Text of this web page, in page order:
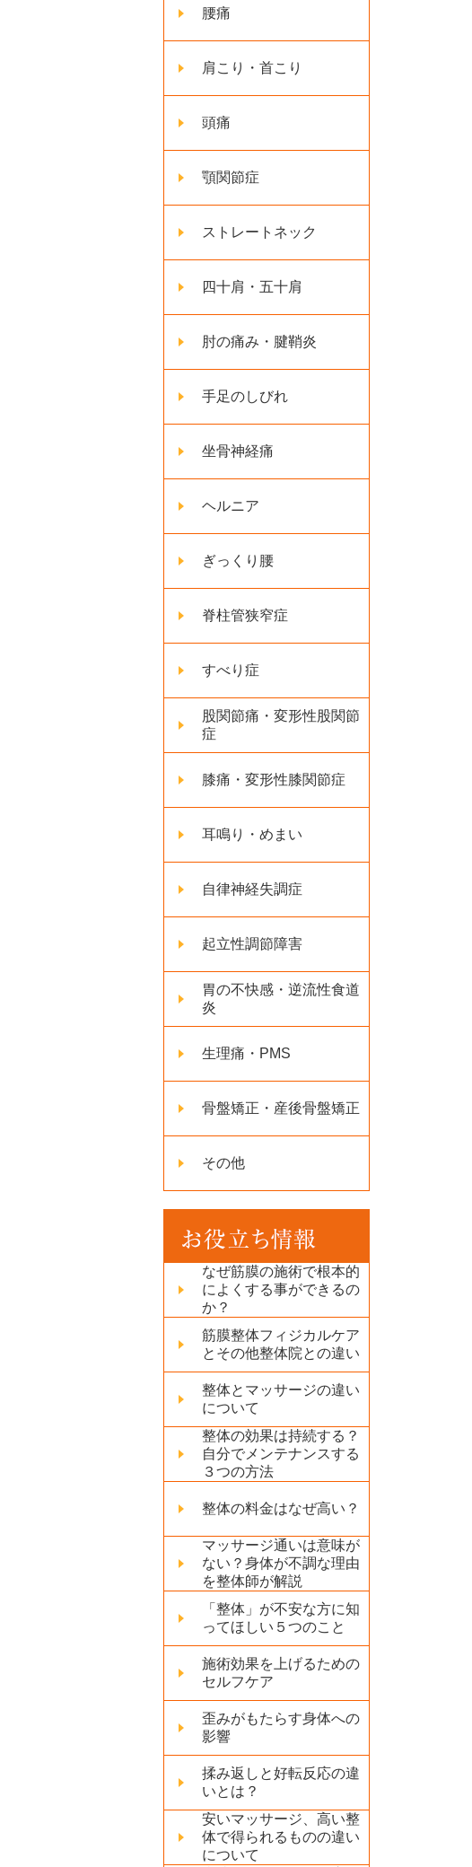
腰痛
肩こり・首こり
頭痛
顎関節症
ストレートネック
四十肩・五十肩
肘の痛み・腱鞘炎
手足のしびれ
坐骨神経痛
ヘルニア
ぎっくり腰
脊柱管狭窄症
すべり症
股関節痛・変形性股関節
症
膝痛・変形性膝関節症
耳鳴り・めまい
自律神経失調症
起立性調節障害
胃の不快感・逆流性食道
炎
生理痛・PMS
骨盤矯正・産後骨盤矯正
その他
なぜ筋膜の施術で根本的
によくする事ができるの
か？
筋膜整体フィジカルケア
とその他整体院との違い
整体とマッサージの違い
について
整体の効果は持続する？
自分でメンテナンスする
３つの方法
整体の料金はなぜ高い？
マッサージ通いは意味が
ない？身体が不調な理由
を整体師が解説
「整体」が不安な方に知
ってほしい５つのこと
施術効果を上げるための
セルフケア
歪みがもたらす身体への
影響
揉み返しと好転反応の違
いとは？
安いマッサージ、高い整
体で得られるものの違い
について